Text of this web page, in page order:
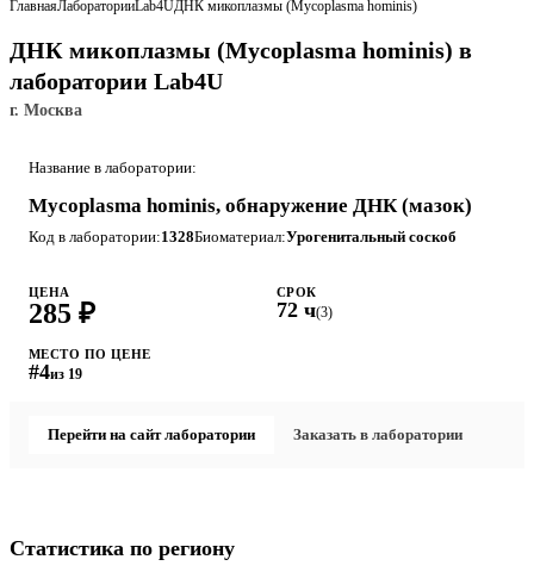
ГлавнаяЛабораторииLab4UДНК микоплазмы (Mycoplasma hominis)
ДНК микоплазмы (Mycoplasma hominis) в
лаборатории Lab4U
г. Москва
Название в лаборатории:
Mycoplasma hominis, обнаружение ДНК (мазок)
Код в лаборатории:1328Биоматериал:Урогенитальный соскоб
ЦЕНА
285 ₽
СРОК
72 ч(3)
МЕСТО ПО ЦЕНЕ
#4из 19
Перейти на сайт лаборатории Заказать в лаборатории
Статистика по региону